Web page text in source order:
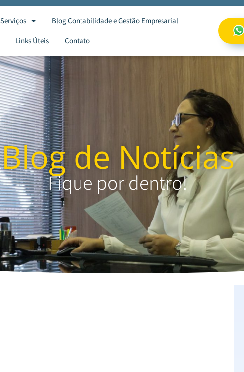
Serviços Blog Contabilidade e Gestão Empresarial
Links Úteis Contato
Blog de Notícias
Fique por dentro!